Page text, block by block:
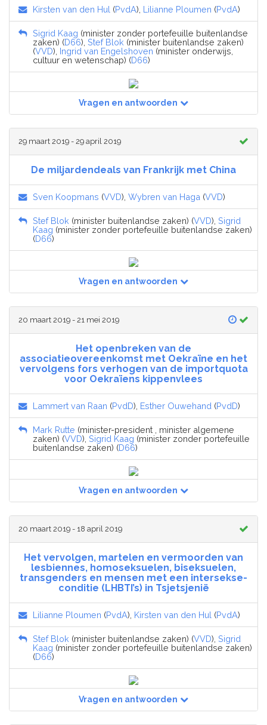
Kirsten van den Hul (PvdA), Lilianne Ploumen (PvdA)
Sigrid Kaag (minister zonder portefeuille buitenlandse
zaken) (D66), Stef Blok (minister buitenlandse zaken)
(VVD), Ingrid van Engelshoven (minister onderwijs,
cultuur en wetenschap) (D66)
Vragen en antwoorden
29 maart 2019 - 29 april 2019
De miljardendeals van Frankrijk met China
Sven Koopmans (VVD), Wybren van Haga (VVD)
Stef Blok (minister buitenlandse zaken) (VVD), Sigrid
Kaag (minister zonder portefeuille buitenlandse zaken)
(D66)
Vragen en antwoorden
20 maart 2019 - 21 mei 2019
Het openbreken van de
associatieovereenkomst met Oekraïne en het
vervolgens fors verhogen van de importquota
voor Oekraïens kippenvlees
Lammert van Raan (PvdD), Esther Ouwehand (PvdD)
Mark Rutte (minister-president , minister algemene
zaken) (VVD), Sigrid Kaag (minister zonder portefeuille
buitenlandse zaken) (D66)
Vragen en antwoorden
20 maart 2019 - 18 april 2019
Het vervolgen, martelen en vermoorden van
lesbiennes, homoseksuelen, biseksuelen,
transgenders en mensen met een intersekse-
conditie (LHBTI’s) in Tsjetsjenië
Lilianne Ploumen (PvdA), Kirsten van den Hul (PvdA)
Stef Blok (minister buitenlandse zaken) (VVD), Sigrid
Kaag (minister zonder portefeuille buitenlandse zaken)
(D66)
Vragen en antwoorden